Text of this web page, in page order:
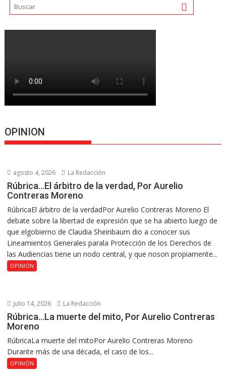
OPINION
agosto 4, 2026 La Redacción
Rúbrica…El árbitro de la verdad, Por Aurelio
Contreras Moreno
RúbricaEl árbitro de la verdadPor Aurelio Contreras Moreno El
debate sobre la libertad de expresión que se ha abierto luego de
que elgobierno de Claudia Sheinbaum dio a conocer sus
Lineamientos Generales parala Protección de los Derechos de
las Audiencias tiene un nodo central, y que noson propiamente...
OPINIÓN
julio 14, 2026 La Redacción
Rúbrica…La muerte del mito, Por Aurelio Contreras
Moreno
RúbricaLa muerte del mitoPor Aurelio Contreras Moreno
Durante más de una década, el caso de los...
OPINIÓN